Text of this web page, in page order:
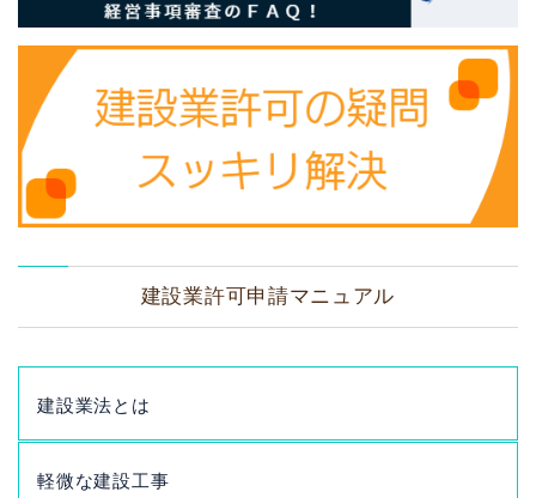
建設業許可申請マニュアル
建設業法とは
軽微な建設工事